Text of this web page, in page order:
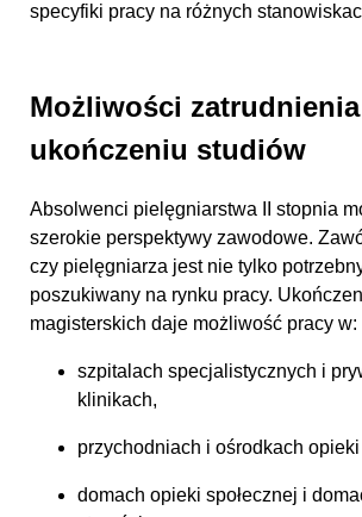
specyfiki pracy na różnych
Możliwości
ukończeniu studiów
Absolwenci pielęgniarstwa II stopnia
szerokie perspektywy zawodowe.
czy pielęgniarza jest nie tylko
poszukiwany na rynku pracy.
magisterskich daje możliwość pracy w:
szpitalach specjalistycznych i
klinikach,
przychodniach i ośrodkach
domach opieki społecznej i